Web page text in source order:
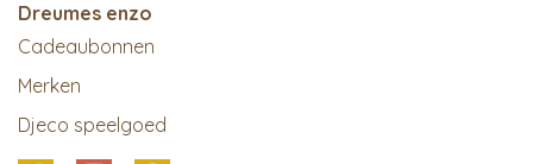
Dreumes enzo
Cadeaubonnen
Merken
Djeco speelgoed